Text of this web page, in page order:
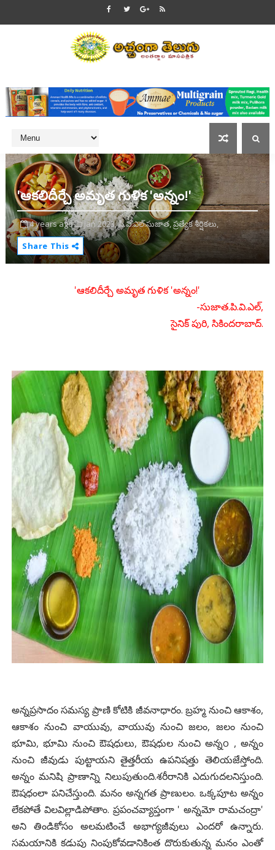
'ఆకలిదీర్చే అమృత గుళిక 'అన్నం!'
4 years ago jan 2023,పి.వి.ఎల్.సుజాత,ప్రత్యేక శీర్షికలు,
Share This
'ఆకలిదీర్చే అమృత గుళిక 'అన్నం!'
-సుజాత.పి.వి.ఎల్,
సైనిక్ పురి, సికిందరాబాద్.
అన్నప్రసాదం సమస్య ప్రాణి కోటికి జీవనాధారం. బ్రహ్మ నుంచి ఆకాశం,
ఆకాశం నుంచి వాయువు, వాయువు నుంచి జలం, జలం నుంచి
భూమి, భూమి నుంచి ఔషధులు, ఔషధుల నుంచి అన్నo , అన్నం
నుంచి జీవుడు పుట్టాయని తైత్తరీయ ఉపనిషత్తు తెలియజేస్తోంది.
అన్నం మనిషి ప్రాణాన్ని నిలుపుతుంది.శరీరానికి ఎదుగుదలనిస్తుంది.
ఔషధంలా పనిచేస్తుంది. మనం అన్నగత ప్రాణులం. ఒక్కపూట అన్నం
లేకపోతే విలవిల్లాడిపోతాం. ప్రపంచవ్యాప్తంగా ' అన్నమో రామచంద్రా'
అని తిండికోసం అలమటించే అభాగ్యజీవులు ఎందరో ఉన్నారు.
సమయానికి కడుపు నింపుకోవడానికింత దొరుకుతున్న మనం ఎంతో